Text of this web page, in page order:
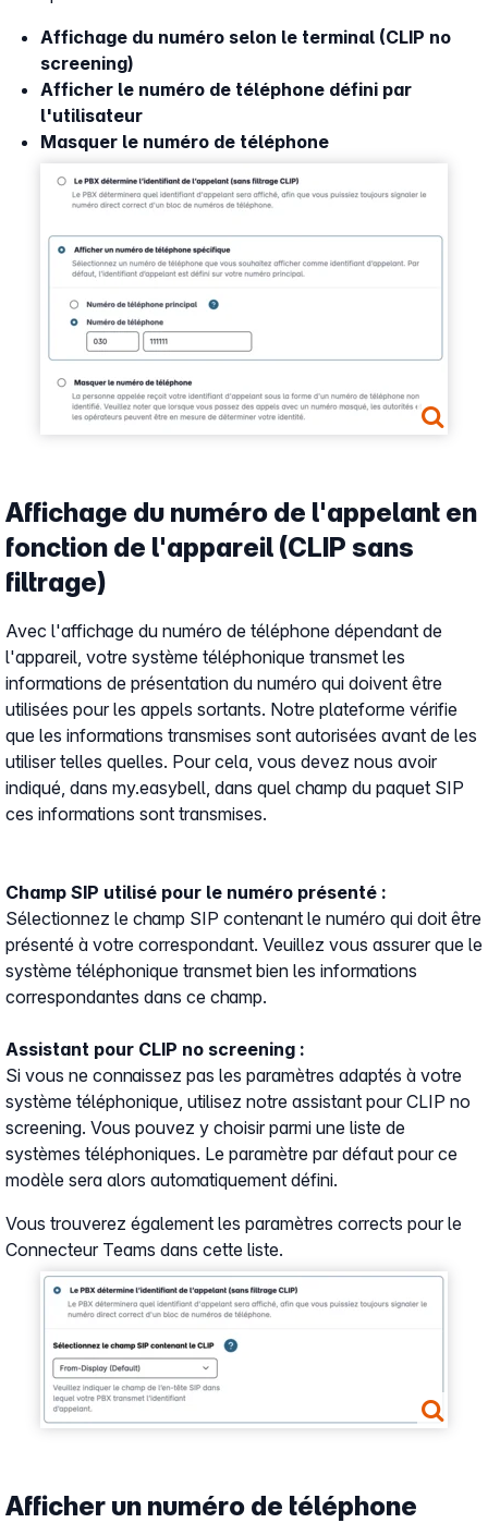
Show larger version
Affichage du numéro selon le terminal (CLIP no
screening)
Afficher le numéro de téléphone défini par
l'utilisateur
Masquer le numéro de téléphone
Affichage du numéro de l'appelant en
fonction de l'appareil (CLIP sans
filtrage)
Avec l'affichage du numéro de téléphone dépendant de
l'appareil, votre système téléphonique transmet les
informations de présentation du numéro qui doivent être
utilisées pour les appels sortants. Notre plateforme vérifie
que les informations transmises sont autorisées avant de les
utiliser telles quelles. Pour cela, vous devez nous avoir
indiqué, dans my.easybell, dans quel champ du paquet SIP
ces informations sont transmises.
Show larger version
Champ SIP utilisé pour le numéro présenté :
Sélectionnez le champ SIP contenant le numéro qui doit être
présenté à votre correspondant. Veuillez vous assurer que le
système téléphonique transmet bien les informations
correspondantes dans ce champ.
Assistant pour CLIP no screening :
Si vous ne connaissez pas les paramètres adaptés à votre
système téléphonique, utilisez notre assistant pour CLIP no
screening. Vous pouvez y choisir parmi une liste de
systèmes téléphoniques. Le paramètre par défaut pour ce
modèle sera alors automatiquement défini.
Vous trouverez également les paramètres corrects pour le
Connecteur Teams dans cette liste.
Afficher un numéro de téléphone